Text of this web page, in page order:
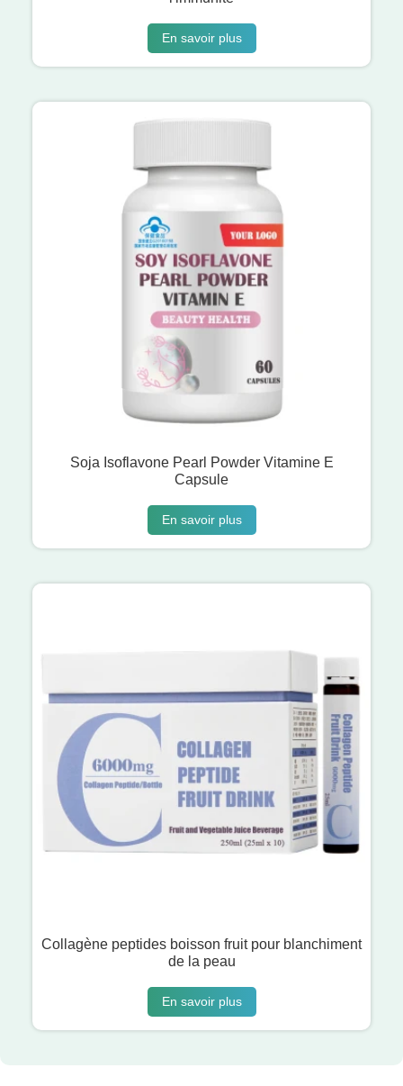
En savoir plus
Soja Isoflavone Pearl Powder Vitamine E
Capsule
En savoir plus
Collagène peptides boisson fruit pour blanchiment
de la peau
En savoir plus